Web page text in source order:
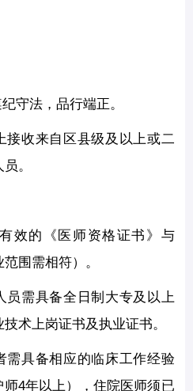
守法，品行端正。
接收来自区县级及以上或二
。
效的《医师资格证书》与
围需相符）。
员需具备全日制大专及以上
术上岗证书及执业证书。
需具备相应的临床工作经验
师4年以上），住院医师须已